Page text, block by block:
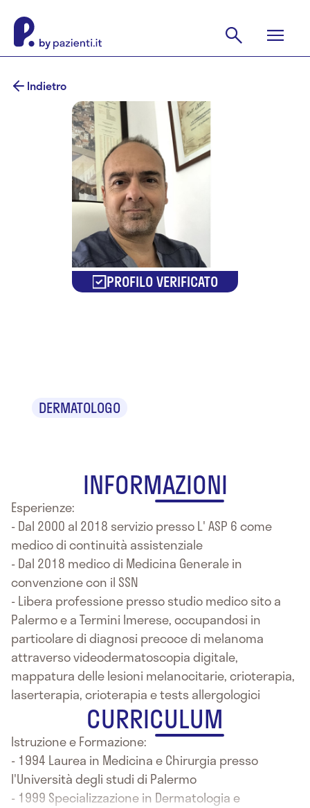
Indietro
PROFILO VERIFICATO
DERMATOLOGO
INFORMAZIONI
Esperienze:
- Dal 2000 al 2018 servizio presso L' ASP 6 come
medico di continuità assistenziale
- Dal 2018 medico di Medicina Generale in
convenzione con il SSN
- Libera professione presso studio medico sito a
Palermo e a Termini Imerese, occupandosi in
particolare di diagnosi precoce di melanoma
attraverso videodermatoscopia digitale,
mappatura delle lesioni melanocitarie, crioterapia,
laserterapia, crioterapia e tests allergologici
CURRICULUM
Istruzione e Formazione:
- 1994 Laurea in Medicina e Chirurgia presso
l'Università degli studi di Palermo
- 1999 Specializzazione in Dermatologia e